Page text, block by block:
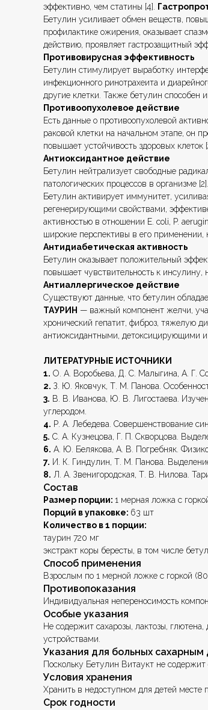
эффективно, чем статины [4].
Бетулин усиливает обмен веществ,
профилактике ожирения, оказывает
действию, проявляет гастрозащитный
Противовирусная эффективность
Бетулин стимулирует выработку
инфекционного ринотрахеита и
другие клетки. Также бетулин способен
Противоопухолевое действие
Есть данные о противоопухолевой
раковой клетки на начальном этапе, он
повышает устойчивость здоровых
Антиоксидантное действие
Бетулин нейтрализует свободные
патологических процессов в организме [2].
Бетулин активирует иммунитет,
регенерирующими свойствами,
активностью в отношении E. coli, P.
широкие перспективы в его применении,
Антидиабетическая активность
Бетулин оказывает положительный
повышает чувствительность к инсулину,
Антиаллергическое действие
Существуют данные, что бетулин
ТАУРИН — важный компонент желчи,
хронический гепатит, фиброз, тяжелую
антиоксидантными, детоксицирующими
ЛИТЕРАТУРНЫЕ ИСТОЧНИКИ
1. О. А. Воробьева, Д. С. Малыгина, А. Г.
2. З. Ю. Яковчук, Т. М. Панова.
3. В. В. Иванова, Ю. В. Лигостаева.
углеродом.
4. Р. А. Лебедева. Совершенствование
5. С. А. Кузнецова, Г. П. Скворцова.
6. А. Ю. Белякова, А. В. Погребняк.
7. И. К. Гиндулин, Т. М. Панова.
8. Л. А. Звенигородская, Т. В. Нилова.
Состав
Размер порции: 1 мерная ложка с
Порций в упаковке: 63 шт
Количество в 1 порции:
таурин 720 мг
экстракт коры бересты, в том числе
Способ применения
Взрослым по 1 мерной ложке с горкой
Противопоказания
Индивидуальная непереносимость
Особые указания
Не содержит сахарозы, лактозы,
устройствами.
Указания для больных сахарным
Поскольку Бетулин Витаукт не
Условия хранения
Хранить в недоступном для детей месте
Срок годности